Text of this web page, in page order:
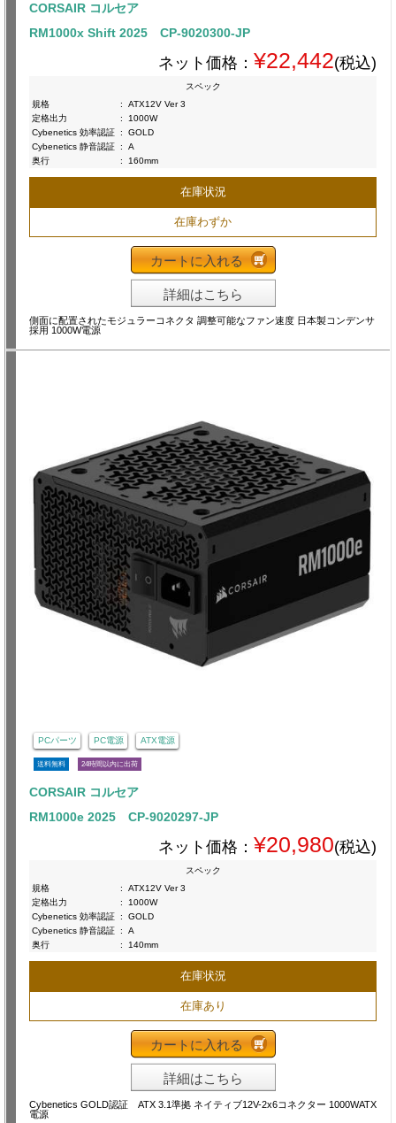
CORSAIR コルセア
RM1000x Shift 2025 CP-9020300-JP
ネット価格： ¥22,442(税込)
スペック
規格
:
ATX12V Ver 3
定格出力
:
1000W
Cybenetics 効率認証 :
GOLD
Cybenetics 静音認証 :
A
奥行
: 160mm
在庫状況
在庫わずか
カートに入れる
詳細はこちら
側面に配置されたモジュラーコネクタ 調整可能なファン速度 日本製コンデンサ
採用 1000W電源
PCパーツ PC電源 ATX電源
送料無料 24時間以内に出荷
CORSAIR コルセア
RM1000e 2025 CP-9020297-JP
ネット価格： ¥20,980(税込)
スペック
規格
:
ATX12V Ver 3
定格出力
:
1000W
Cybenetics 効率認証 :
GOLD
Cybenetics 静音認証 :
A
奥行
: 140mm
在庫状況
在庫あり
カートに入れる
詳細はこちら
Cybenetics GOLD認証 ATX 3.1準拠 ネイティブ12V-2x6コネクター 1000WATX
電源